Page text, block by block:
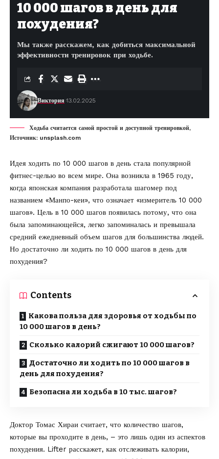
10 000 шагов в день для
похудения?
Мы также расскажем, как добиться максимальной
эффективности тренировок при ходьбе.
Виктория 13.02.2025
Ходьба считается самой простой и доступной тренировкой,
Источник: unsplash.com
Идея ходить по 10 000 шагов в день стала популярной
фитнес-целью во всем мире. Она возникла в 1965 году,
когда японская компания разработала шагомер под
названием «Манпо-кеи», что означает «измеритель 10 000
шагов». Цель в 10 000 шагов появилась потому, что она
была запоминающейся, легко запоминалась и превышала
средний ежедневный объем шагов для большинства людей.
Но достаточно ли ходить по 10 000 шагов в день для
похудения?
Contents
Какова польза для здоровья от ходьбы по
10 000 шагов в день?
Сколько калорий сжигают 10 000 шагов?
Достаточно ли ходить по 10 000 шагов в
день для похудения?
Безопасна ли ходьба в 10 тыс. шагов?
Доктор Томас Хираи считает, что количество шагов,
которые вы проходите в день, – это лишь один из аспектов
похудения. Lifter расскажет, как отслеживать калории,